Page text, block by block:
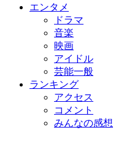
エンタメ
ドラマ
音楽
映画
アイドル
芸能一般
ランキング
アクセス
コメント
みんなの感想